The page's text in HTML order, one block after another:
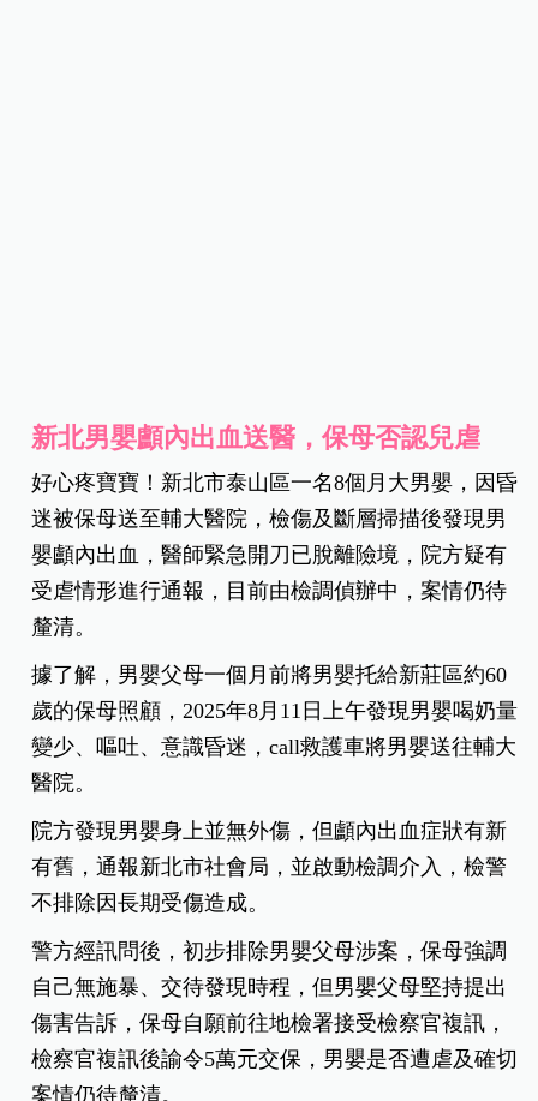
新北男嬰顱內出血送醫，保母否認兒虐
好心疼寶寶！新北市泰山區一名8個月大男嬰，因昏
迷被保母送至輔大醫院，檢傷及斷層掃描後發現男
嬰顱內出血，醫師緊急開刀已脫離險境，院方疑有
受虐情形進行通報，目前由檢調偵辦中，案情仍待
釐清。
據了解，男嬰父母一個月前將男嬰托給新莊區約60
歲的保母照顧，2025年8月11日上午發現男嬰喝奶量
變少、嘔吐、意識昏迷，call救護車將男嬰送往輔大
醫院。
院方發現男嬰身上並無外傷，但顱內出血症狀有新
有舊，通報新北市社會局，並啟動檢調介入，檢警
不排除因長期受傷造成。
警方經訊問後，初步排除男嬰父母涉案，保母強調
自己無施暴、交待發現時程，但男嬰父母堅持提出
傷害告訴，保母自願前往地檢署接受檢察官複訊，
檢察官複訊後諭令5萬元交保，男嬰是否遭虐及確切
案情仍待釐清。